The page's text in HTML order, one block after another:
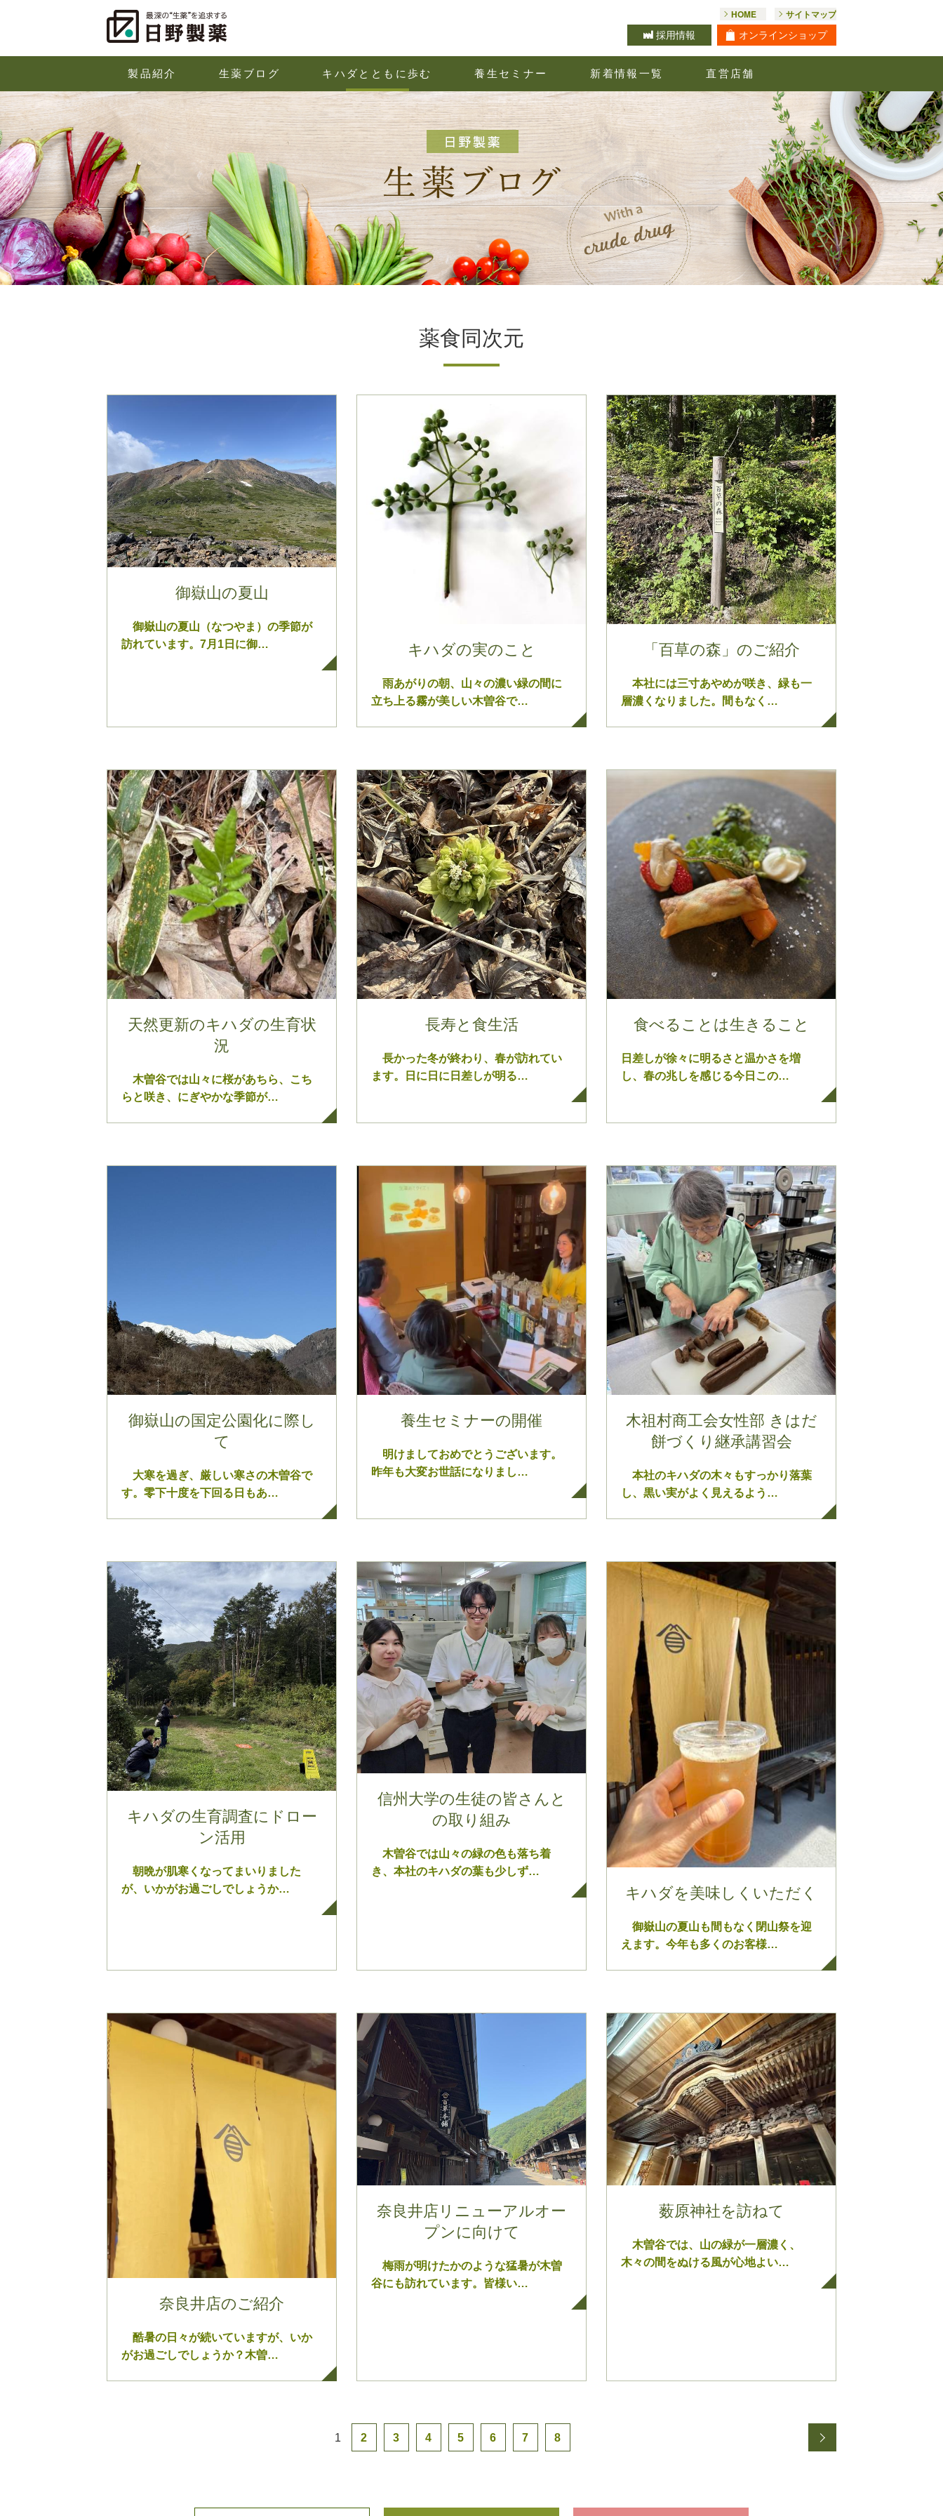
HOME サイトマップ
採用情報 オンラインショップ
製品紹介 生薬ブログ キハダとともに歩む 養生セミナー 新着情報一覧 直営店舗
企業情報 お問合せ
薬食同次元
御嶽山の夏山
御嶽山の夏山（なつやま）の季節が
訪れています。7月1日に御…
キハダの実のこと
雨あがりの朝、山々の濃い緑の間に
立ち上る霧が美しい木曽谷で…
「百草の森」のご紹介
本社には三寸あやめが咲き、緑も一
層濃くなりました。間もなく…
天然更新のキハダの生育状
況
木曽谷では山々に桜があちら、こち
らと咲き、にぎやかな季節が…
長寿と食生活
長かった冬が終わり、春が訪れてい
ます。日に日に日差しが明る…
食べることは生きること
日差しが徐々に明るさと温かさを増
し、春の兆しを感じる今日この…
御嶽山の国定公園化に際し
て
大寒を過ぎ、厳しい寒さの木曽谷で
す。零下十度を下回る日もあ…
養生セミナーの開催
明けましておめでとうございます。
昨年も大変お世話になりまし…
木祖村商工会女性部 きはだ
餅づくり継承講習会
本社のキハダの木々もすっかり落葉
し、黒い実がよく見えるよう…
キハダの生育調査にドロー
ン活用
朝晩が肌寒くなってまいりました
が、いかがお過ごしでしょうか…
信州大学の生徒の皆さんと
の取り組み
木曽谷では山々の緑の色も落ち着
き、本社のキハダの葉も少しず…
キハダを美味しくいただく
御嶽山の夏山も間もなく閉山祭を迎
えます。今年も多くのお客様…
奈良井店のご紹介
酷暑の日々が続いていますが、いか
がお過ごしでしょうか？木曽…
奈良井店リニューアルオー
プンに向けて
梅雨が明けたかのような猛暑が木曽
谷にも訪れています。皆様い…
薮原神社を訪ねて
木曽谷では、山の緑が一層濃く、
木々の間をぬける風が心地よい…
1 2 3 4 5 6 7 8